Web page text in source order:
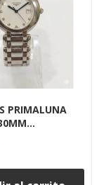
PRIMALUNA